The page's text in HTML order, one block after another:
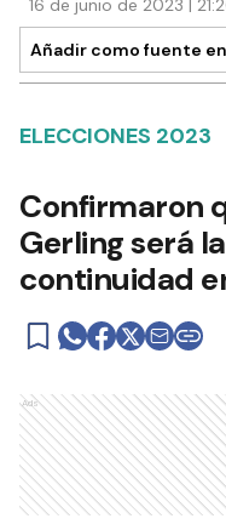
16 de junio de 2023 |
Añadir como fuente en
ELECCIONES 2023
Confirmaron
Gerling será
continuidad
Ads